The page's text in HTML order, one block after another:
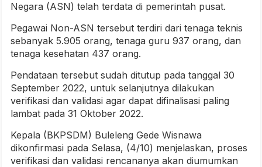
Negara (ASN) telah terdata di pemerintah pusat.
Pegawai Non-ASN tersebut terdiri dari tenaga teknis
sebanyak 5.905 orang, tenaga guru 937 orang, dan
tenaga kesehatan 437 orang.
Pendataan tersebut sudah ditutup pada tanggal 30
September 2022, untuk selanjutnya dilakukan
verifikasi dan validasi agar dapat difinalisasi paling
lambat pada 31 Oktober 2022.
Kepala (BKPSDM) Buleleng Gede Wisnawa
dikonfirmasi pada Selasa, (4/10) menjelaskan, proses
verifikasi dan validasi rencananya akan diumumkan